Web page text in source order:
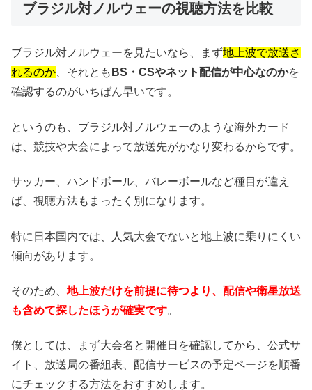
ブラジル対ノルウェーの視聴方法を比較
ブラジル対ノルウェーを見たいなら、まず地上波で放送さ
れるのか、それとも BS・CSやネット配信が中心なのかを
確認するのがいちばん早いです。
というのも、ブラジル対ノルウェーのような海外カード
は、競技や大会によって放送先がかなり変わるからです。
サッカー、ハンドボール、バレーボールなど種目が違え
ば、視聴方法もまったく別になります。
特に日本国内では、人気大会でないと地上波に乗りにくい
傾向があります。
そのため、 地上波だけを前提に待つより、配信や衛星放送
も含めて探したほうが確実です。
僕としては、まず大会名と開催日を確認してから、公式サ
イト、放送局の番組表、配信サービスの予定ページを順番
にチェックする方法をおすすめします。